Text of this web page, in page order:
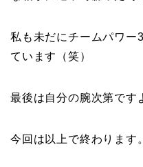
私も未だにチームパワー
ています（笑）
最後は自分の腕次第です
今回は以上で終わります。